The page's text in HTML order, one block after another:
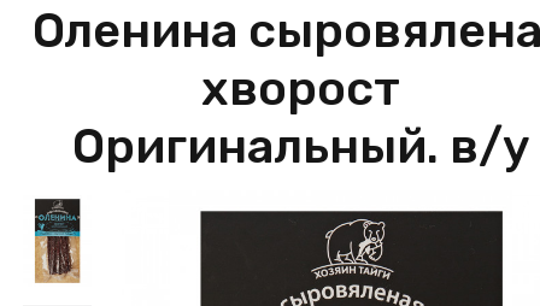
Оленина
хворост
Оригинальный. в/у